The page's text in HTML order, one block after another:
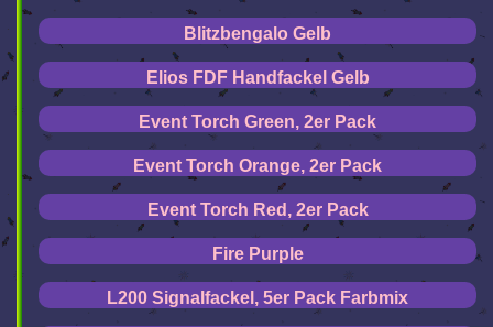
Blitzbengalo Gelb
Elios FDF Handfackel Gelb
Event Torch Green, 2er Pack
Event Torch Orange, 2er Pack
Event Torch Red, 2er Pack
Fire Purple
L200 Signalfackel, 5er Pack Farbmix